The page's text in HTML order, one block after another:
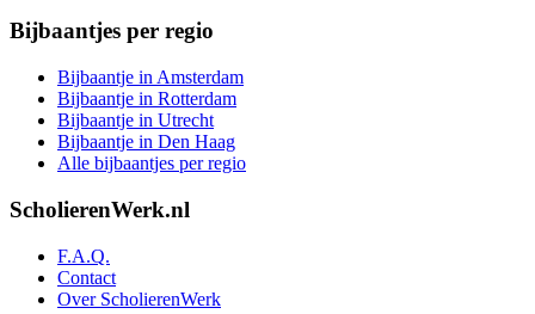
Bijbaantjes per regio
Bijbaantje in Amsterdam
Bijbaantje in Rotterdam
Bijbaantje in Utrecht
Bijbaantje in Den Haag
Alle bijbaantjes per regio
ScholierenWerk.nl
F.A.Q.
Contact
Over ScholierenWerk